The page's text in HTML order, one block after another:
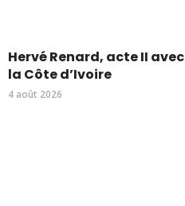
Hervé Renard, acte II avec
la Côte d’Ivoire
4 août 2026